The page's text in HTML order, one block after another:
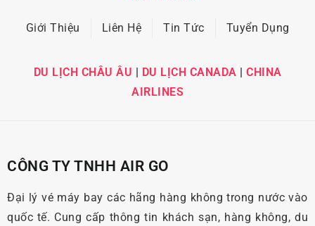
Giới Thiệu Liên Hệ Tin Tức Tuyển Dụng
DU LỊCH CHÂU ÂU | DU LỊCH CANADA | CHINA
AIRLINES
CÔNG TY TNHH AIR GO
Đại lý vé máy bay các hãng hàng không trong nước vào
quốc tế. Cung cấp thông tin khách sạn, hàng không, du